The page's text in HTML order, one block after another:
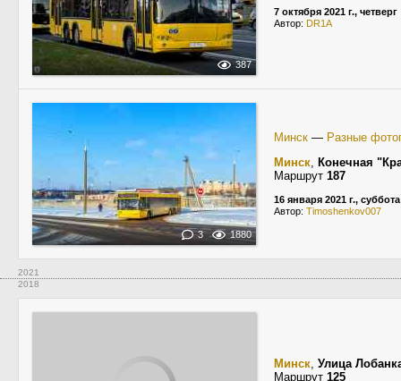
387
7 октября 2021 г., четверг
Автор: DR1A
3 1880
Минск — Разные
Минск, Конечная
Маршрут 187
16 января 2021 г., суббота
Автор: Timoshenkov007
2021
2018
Минск, Улица
Маршрут 125